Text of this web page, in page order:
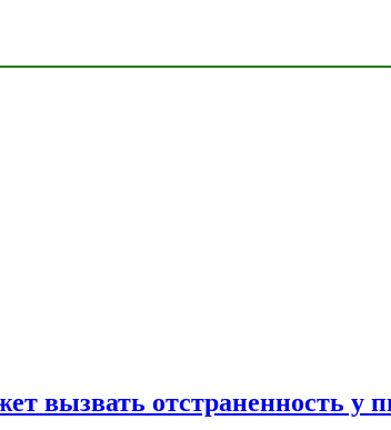
вызвать отстраненность у